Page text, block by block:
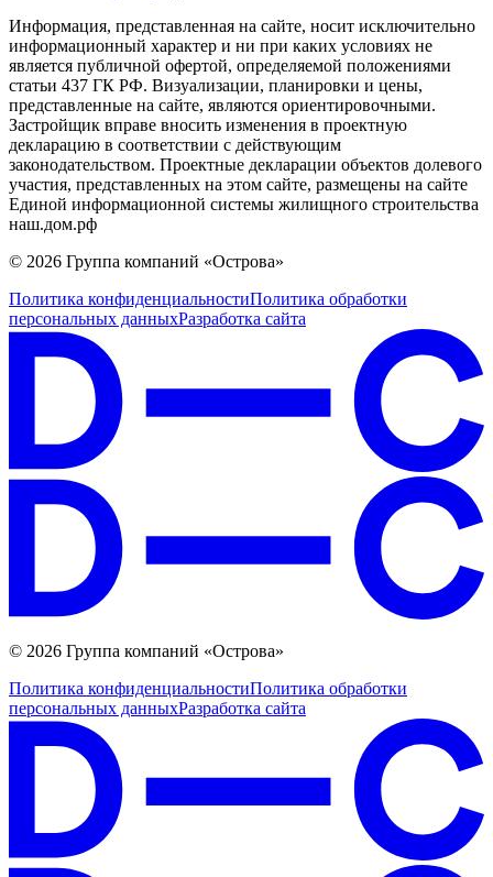
Информация, представленная на сайте, носит исключительно
информационный характер и ни при каких условиях не
является публичной офертой, определяемой положениями
статьи 437 ГК РФ. Визуализации, планировки и цены,
представленные на сайте, являются ориентировочными.
Застройщик вправе вносить изменения в проектную
декларацию в соответствии с действующим
законодательством. Проектные декларации объектов долевого
участия, представленных на этом сайте, размещены на сайте
Единой информационной системы жилищного строительства
наш.дом.рф
© 2026 Группа компаний «Острова»
Политика конфиденциальностиПолитика обработки
персональных данныхРазработка сайта
© 2026 Группа компаний «Острова»
Политика конфиденциальностиПолитика обработки
персональных данныхРазработка сайта